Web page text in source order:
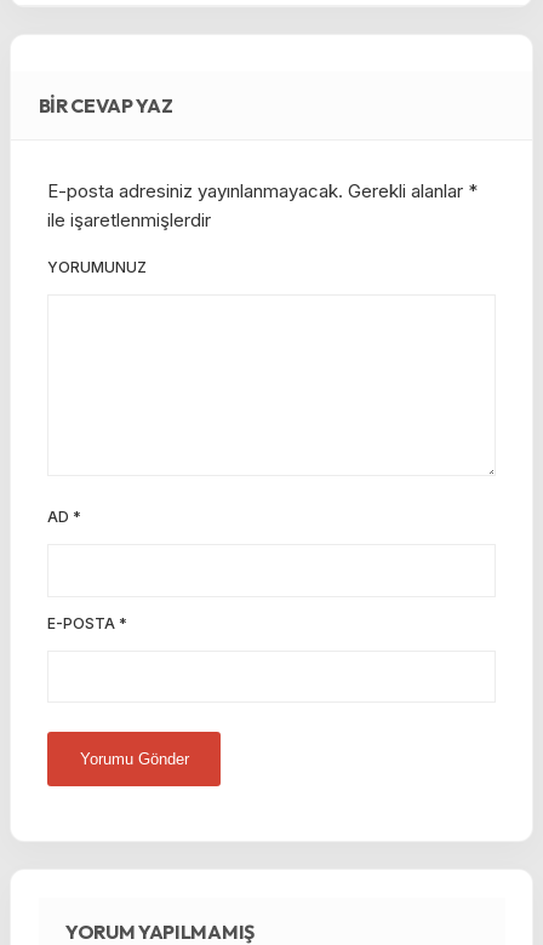
BIR CEVAP YAZ
E-posta adresiniz yayınlanmayacak. Gerekli alanlar *
ile işaretlenmişlerdir
YORUMUNUZ
AD *
E-POSTA *
YORUM YAPILMAMIŞ